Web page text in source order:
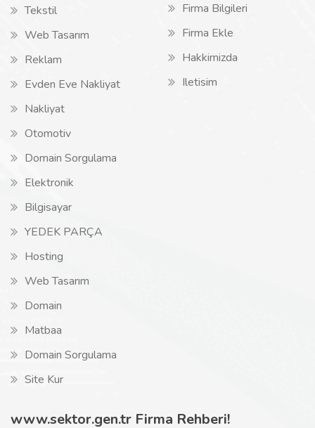
Tekstil
Web Tasarım
Reklam
Evden Eve Nakliyat
Nakliyat
Otomotiv
Domain Sorgulama
Elektronik
Bilgisayar
YEDEK PARÇA
Hosting
Web Tasarım
Domain
Matbaa
Domain Sorgulama
Site Kur
Firma Bilgileri
Firma Ekle
Hakkimizda
Iletisim
www.sektor.gen.tr Firma Rehberi!